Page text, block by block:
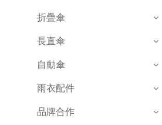
折疊傘
長直傘
自動傘
雨衣配件
品牌合作